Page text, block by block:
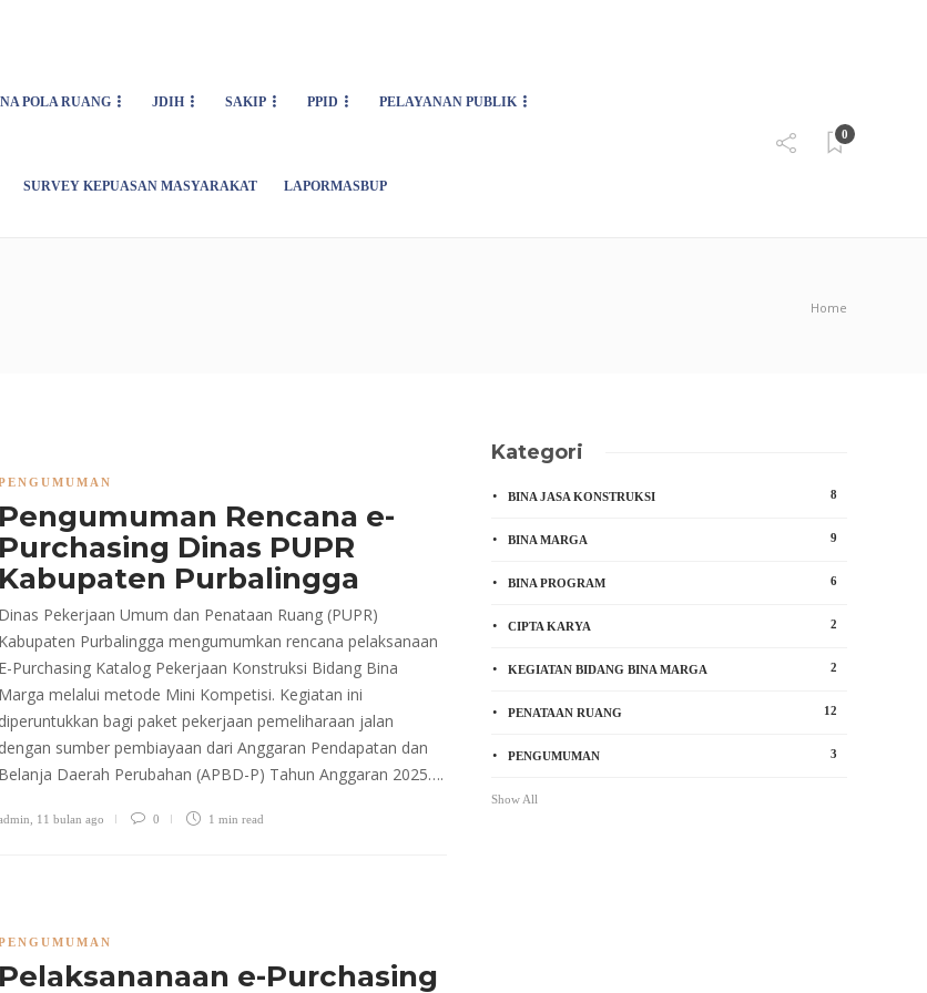
POLA RUANG JDIH SAKIP PPID PELAYANAN PUBLIK
SURVEY KEPUASAN MASYARAKAT LAPORMASBUP
0
Home
Pengumuman Rencana e-
Purchasing Dinas PUPR
Kabupaten Purbalingga
Dinas Pekerjaan Umum dan Penataan Ruang (PUPR)
Kabupaten Purbalingga mengumumkan rencana pelaksanaan
E-Purchasing Katalog Pekerjaan Konstruksi Bidang Bina
Marga melalui metode Mini Kompetisi. Kegiatan ini
diperuntukkan bagi paket pekerjaan pemeliharaan jalan
dengan sumber pembiayaan dari Anggaran Pendapatan dan
Belanja Daerah Perubahan (APBD-P) Tahun Anggaran 2025….
11 bulan ago 0 1 min read
Pelaksananaan e-Purchasing
Kategori
BINA JASA KONSTRUKSI 8
BINA MARGA 9
BINA PROGRAM 6
CIPTA KARYA 2
KEGIATAN BIDANG BINA MARGA 2
PENATAAN RUANG 12
PENGUMUMAN 3
Show All